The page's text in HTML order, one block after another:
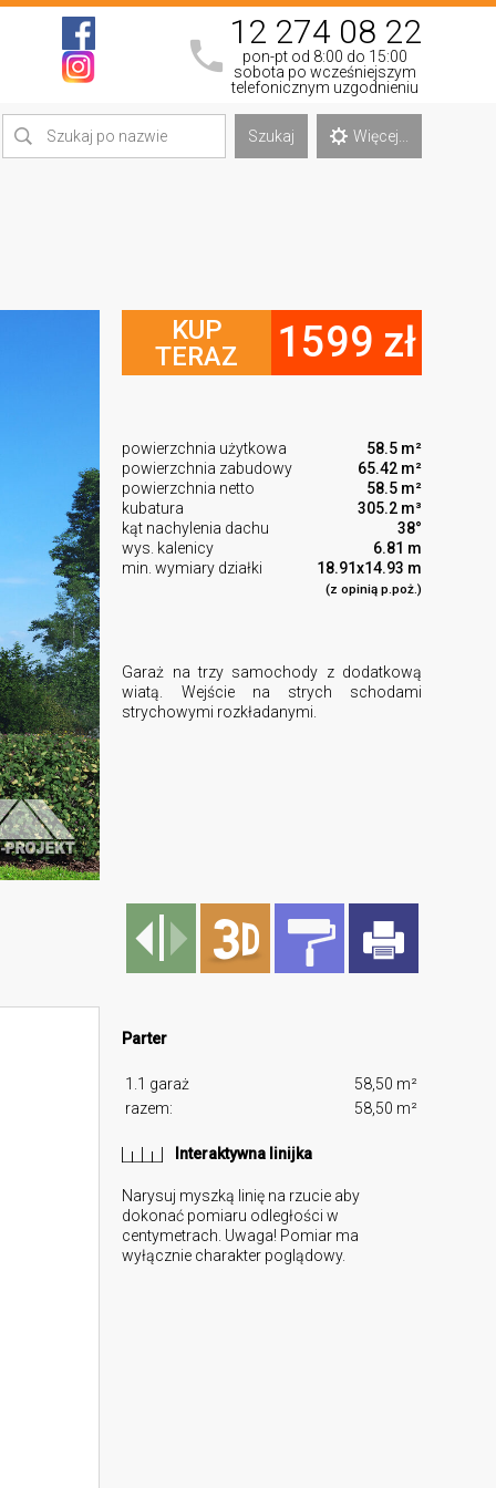
12 274 08 22
pon-pt od 8:00 do 15:00
sobota po wcześniejszym
telefonicznym uzgodnieniu
Szukaj Więcej...
KUP
TERAZ
1599 zł
powierzchnia użytkowa
58.5 m²
powierzchnia zabudowy
65.42 m²
powierzchnia netto
58.5 m²
kubatura
305.2 m³
kąt nachylenia dachu
38°
wys. kalenicy
6.81 m
min. wymiary działki
18.91x14.93 m
(z opinią p.poż.)
Garaż na trzy samochody z dodatkową
wiatą. Wejście na strych schodami
strychowymi rozkładanymi.
Parter
1.1 garaż
58,50 m²
razem:
58,50 m²
Interaktywna linijka
Narysuj myszką linię na rzucie aby
dokonać pomiaru odległości w
centymetrach. Uwaga! Pomiar ma
wyłącznie charakter poglądowy.